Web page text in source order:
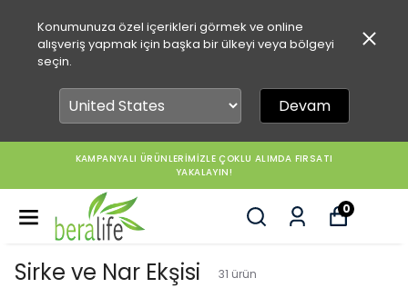
Konumunuza özel içerikleri görmek ve online
alışveriş yapmak için başka bir ülkeyi veya bölgeyi
seçin.
Devam
KAMPANYALI ÜRÜNLERİMİZLE ÇOKLU ALIMDA FIRSATI
YAKALAYIN!
0
Sirke ve Nar Ekşisi 31 ürün